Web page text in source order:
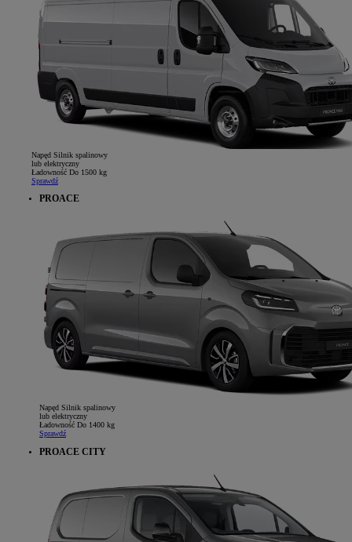
Napęd Silnik spalinowy
lub elektryczny
Ładowność Do 1500 kg
Sprawdź
PROACE
Napęd Silnik spalinowy
lub elektryczny
Ładowność Do 1400 kg
Sprawdź
PROACE CITY